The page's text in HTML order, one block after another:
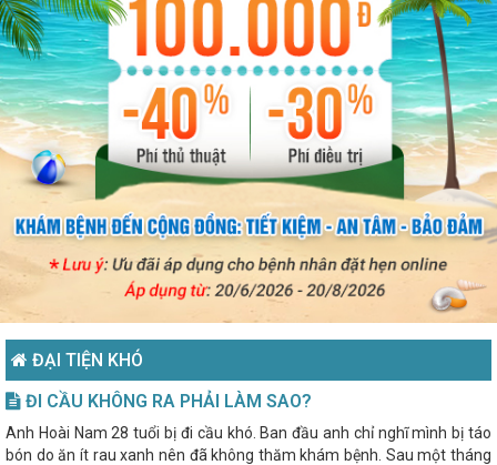
ĐẠI TIỆN KHÓ
ĐI CẦU KHÔNG RA PHẢI LÀM SAO?
Anh Hoài Nam 28 tuổi bị đi cầu khó. Ban đầu anh chỉ nghĩ mình bị táo
bón do ăn ít rau xanh nên đã không thăm khám bệnh. Sau một tháng